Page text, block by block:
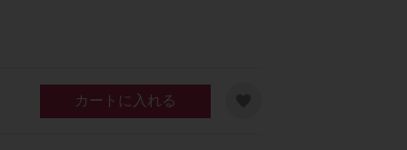
カートに入れる